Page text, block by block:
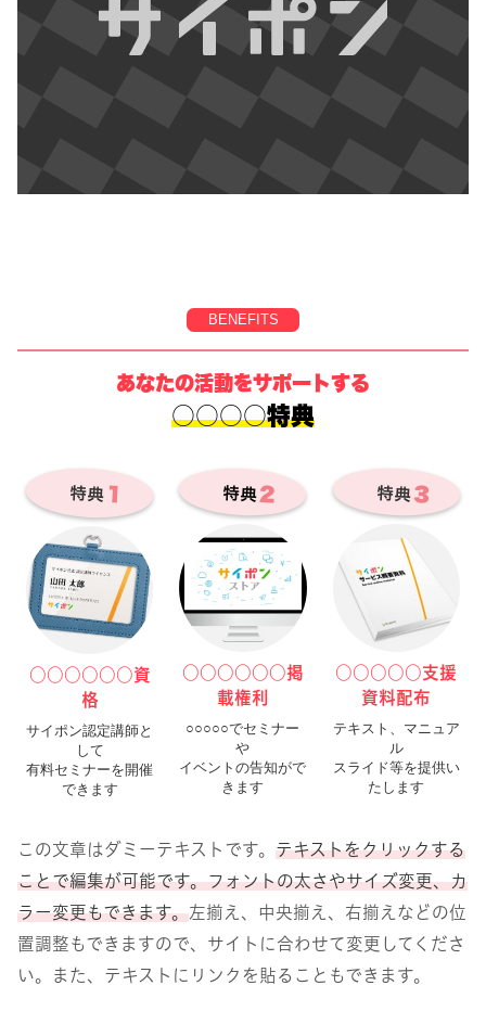
BENEFITS
あなたの活動をサポートする
○○○○特典
特典１
○○○○○○資
格
サイポン認定講師と
して
有料セミナーを開催
できます
特典２
○○○○○○掲
載権利
○○○○○でセミナー
や
イベントの告知がで
きます
特典３
○○○○○支援
資料配布
テキスト、マニュア
ル
スライド等を提供い
たします
この文章はダミーテキストです。 テキストをクリックする
ことで編集が可能です。フォントの太さやサイズ変更、カ
ラー変更もできます。左揃え、中央揃え、右揃えなどの位
置調整もできますので、サイトに合わせて変更してくださ
い。また、テキストにリンクを貼ることもできます。